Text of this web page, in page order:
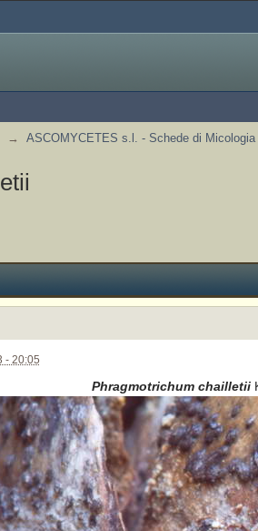
→ ASCOMYCETES s.l. - Schede di Micologia
- 20:05
Phragmotrichum chailletii